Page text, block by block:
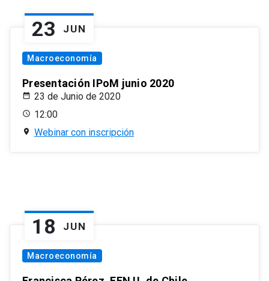
23 JUN
Macroeconomía
Presentación IPoM junio 2020
23 de Junio de 2020
12:00
Webinar con inscripción
18 JUN
Macroeconomía